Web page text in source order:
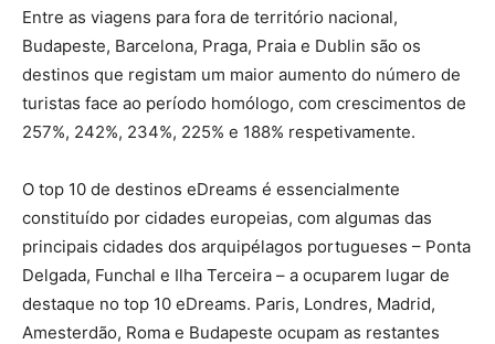
Entre as viagens para fora de território nacional,
Budapeste, Barcelona, Praga, Praia e Dublin são os
destinos que registam um maior aumento do número de
turistas face ao período homólogo, com crescimentos de
257%, 242%, 234%, 225% e 188% respetivamente.
O top 10 de destinos eDreams é essencialmente
constituído por cidades europeias, com algumas das
principais cidades dos arquipélagos portugueses – Ponta
Delgada, Funchal e Ilha Terceira – a ocuparem lugar de
destaque no top 10 eDreams. Paris, Londres, Madrid,
Amesterdão, Roma e Budapeste ocupam as restantes